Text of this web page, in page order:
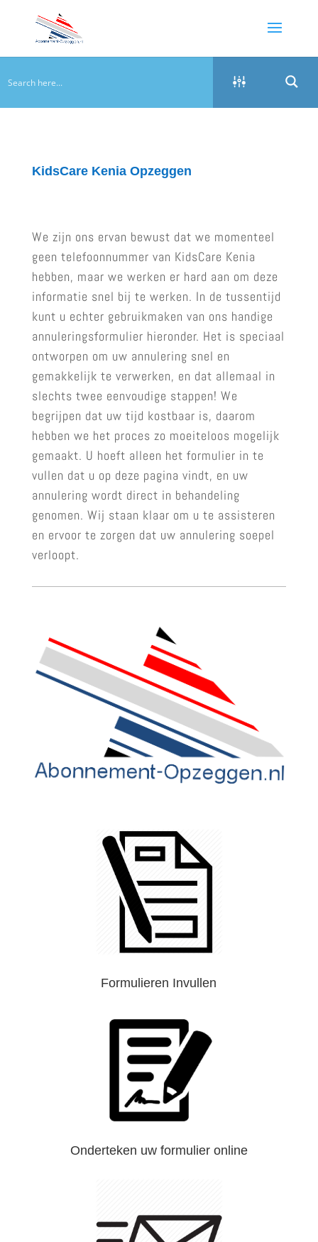
KidsCare Kenia Opzeggen
We zijn ons ervan bewust dat we momenteel
geen telefoonnummer van KidsCare Kenia
hebben, maar we werken er hard aan om deze
informatie snel bij te werken. In de tussentijd
kunt u echter gebruikmaken van ons handige
annuleringsformulier hieronder. Het is speciaal
ontworpen om uw annulering snel en
gemakkelijk te verwerken, en dat allemaal in
slechts twee eenvoudige stappen! We
begrijpen dat uw tijd kostbaar is, daarom
hebben we het proces zo moeiteloos mogelijk
gemaakt. U hoeft alleen het formulier in te
vullen dat u op deze pagina vindt, en uw
annulering wordt direct in behandeling
genomen. Wij staan klaar om u te assisteren
en ervoor te zorgen dat uw annulering soepel
verloopt.
Formulieren Invullen
Onderteken uw formulier online